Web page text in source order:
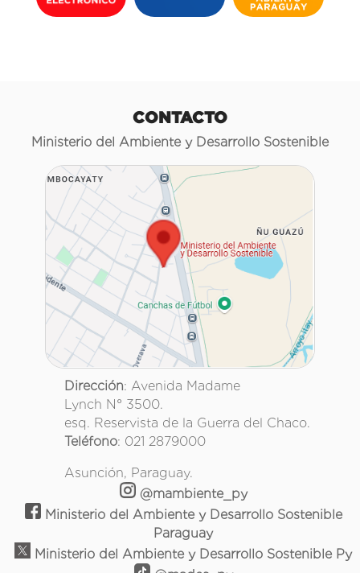
CONTACTO
Ministerio del Ambiente y Desarrollo Sostenible
Dirección: Avenida Madame
Lynch N° 3500.
esq. Reservista de la Guerra del Chaco.
Teléfono: 021 2879000
Asunción, Paraguay.
@mambiente_py
Ministerio del Ambiente y Desarrollo Sostenible
Paraguay
Ministerio del Ambiente y Desarrollo Sostenible Py